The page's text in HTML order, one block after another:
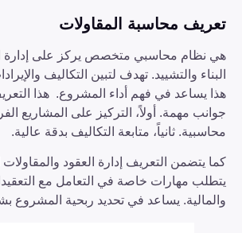
تعريف محاسبة المقاولات
هي نظام محاسبي متخصص يركز على إدارة
البناء والتشييد. تهدف لتبين التكاليف
هذا يساعد في فهم أداء المشروع. هذا
جوانب مهمة. أولاً، التركيز على المشاريع
محاسبية. ثانياً، متابعة التكاليف بدقة عالية.
كما يتضمن التعريف إدارة العقود والمقاولات
يتطلب مهارات خاصة في التعامل مع
والمالية. يساعد في تحديد ربحية المشروع